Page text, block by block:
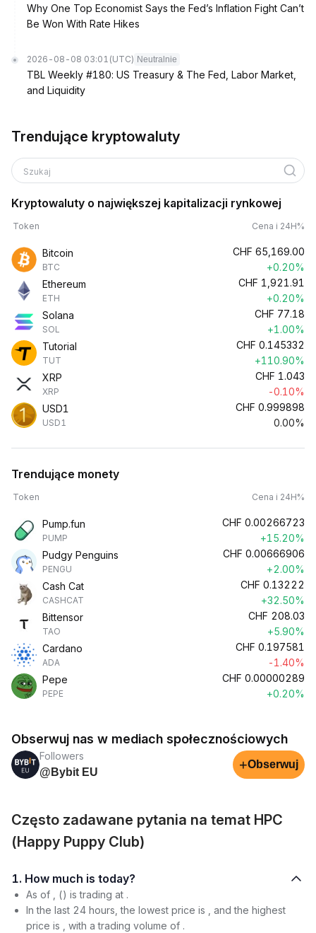
Why One Top Economist Says the Fed’s Inflation Fight Can’t
Be Won With Rate Hikes
2026-08-08 03:01 (UTC) Neutralnie
TBL Weekly #180: US Treasury & The Fed, Labor Market,
and Liquidity
Trendujące kryptowaluty
Szukaj
Kryptowaluty o największej kapitalizacji rynkowej
Token Cena i 24H%
Bitcoin
BTC
CHF 65,169.00
+0.20%
Ethereum
ETH
CHF 1,921.91
+0.20%
Solana
SOL
CHF 77.18
+1.00%
Tutorial
TUT
CHF 0.145332
+110.90%
XRP
XRP
CHF 1.043
-0.10%
USD1
USD1
CHF 0.999898
0.00%
Trendujące monety
Token Cena i 24H%
Pump.fun
PUMP
CHF 0.00266723
+15.20%
Pudgy Penguins
PENGU
CHF 0.00666906
+2.00%
Cash Cat
CASHCAT
CHF 0.13222
+32.50%
Bittensor
TAO
CHF 208.03
+5.90%
Cardano
ADA
CHF 0.197581
-1.40%
Pepe
PEPE
CHF 0.00000289
+0.20%
Obserwuj nas w mediach społecznościowych
Followers
@Bybit EU
+Obserwuj
Często zadawane pytania na temat HPC
(Happy Puppy Club)
1. How much is today?
As of , () is trading at .
In the last 24 hours, the lowest price is , and the highest
price is , with a trading volume of .